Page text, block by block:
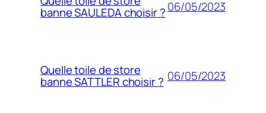
banne SAULEDA choisir ?06/05/2023
Quelle toile de store
banne SATTLER choisir ? 06/05/2023